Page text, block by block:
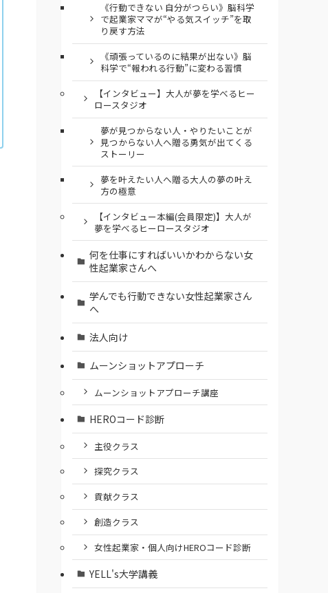
《行動できない 自分がつらい》脳科学
で起業家ママが“やる気スイッチ”を取
り戻す方法
《頑張っているのに結果が出ない》脳
科学で“報われる行動”に変わる習慣
【インタビュー】大人が夢を学べるヒー
ロースタジオ
夢が見つからない人・やりたいことが
見つからない人へ贈る勇気が出てくる
ストーリー
夢を叶えたい人へ贈る大人の夢の叶え
方の極意
【インタビュー本編(会員限定)】大人が
夢を学べるヒーロースタジオ
何を仕事にすればいいかわからない女
性起業家さんへ
学んでも行動できない女性起業家さん
へ
法人向け
ムーンショットアプローチ
ムーンショットアプローチ講座
HEROコード診断
主役クラス
探究クラス
貢献クラス
創造クラス
女性起業家・個人向けHEROコード診断
YELL's大学講義